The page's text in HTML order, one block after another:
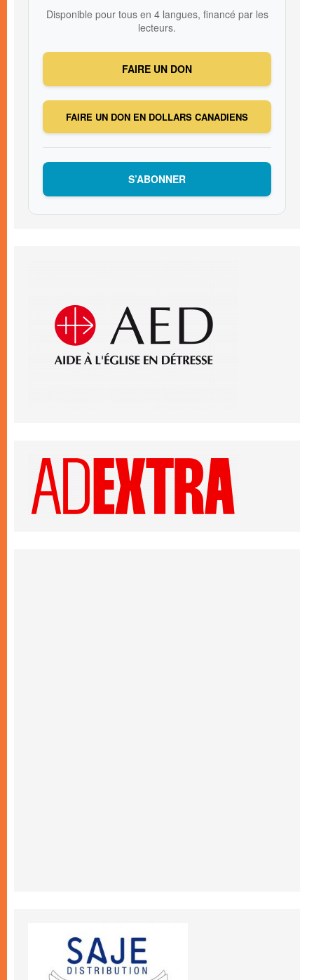
Disponible pour tous en 4 langues, financé par les
lecteurs.
FAIRE UN DON
FAIRE UN DON EN DOLLARS CANADIENS
S’ABONNER